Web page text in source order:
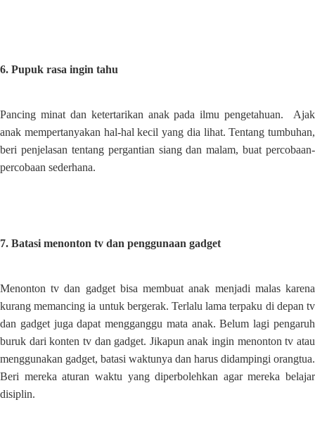
6. Pupuk rasa ingin tahu
Pancing minat dan ketertarikan anak pada ilmu pengetahuan. Ajak
anak mempertanyakan hal-hal kecil yang dia lihat. Tentang tumbuhan,
beri penjelasan tentang pergantian siang dan malam, buat percobaan-
percobaan sederhana.
7. Batasi menonton tv dan penggunaan gadget
Menonton tv dan gadget bisa membuat anak menjadi malas karena
kurang memancing ia untuk bergerak. Terlalu lama terpaku di depan tv
dan gadget juga dapat mengganggu mata anak. Belum lagi pengaruh
buruk dari konten tv dan gadget. Jikapun anak ingin menonton tv atau
menggunakan gadget, batasi waktunya dan harus didampingi orangtua.
Beri mereka aturan waktu yang diperbolehkan agar mereka belajar
disiplin.